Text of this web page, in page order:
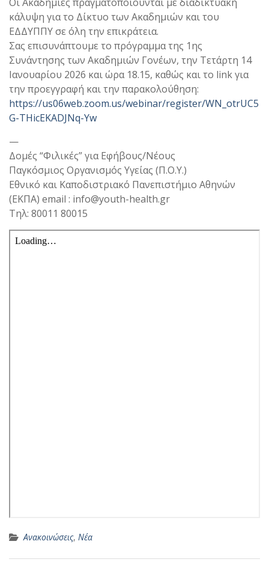
κάλυψη για το Δίκτυο των Ακαδημιών και του
ΕΔΔΥΠΠΥ σε όλη την επικράτεια.
Σας επισυνάπτουμε το πρόγραμμα της 1ης
Συνάντησης των Ακαδημιών Γονέων, την Τετάρτη 14
Ιανουαρίου 2026 και ώρα 18.15, καθώς και το link για
την προεγγραφή και την παρακολούθηση:
https://us06web.zoom.us/webinar/register/WN_otrUC5
G-THicEKADJNq-Yw
—
Δομές “Φιλικές” για Εφήβους/Νέους
Παγκόσμιος Οργανισμός Υγείας (Π.Ο.Υ.)
Εθνικό και Καποδιστριακό Πανεπιστήμιο Αθηνών
(ΕΚΠΑ) email : info@youth-health.gr
Τηλ: 80011 80015
Ανακοινώσεις, Νέα